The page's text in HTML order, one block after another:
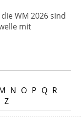
WM 2026 sind
mit
N O P Q R
Z